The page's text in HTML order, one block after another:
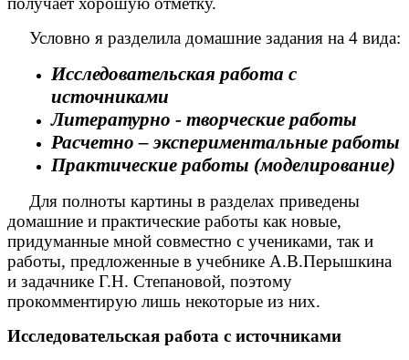
Условно я разделила домашние задания на 4 вида:
Исследовательская работа с
источниками
Литературно - творческие работы
Расчетно – экспериментальные работы
Практические работы (моделирование)
Для полноты картины в разделах приведены
домашние и практические работы как новые,
придуманные мной совместно с учениками, так и
работы, предложенные в учебнике А.В.Перышкина
и задачнике Г.Н. Степановой, поэтому
прокомментирую лишь некоторые из них.
Исследовательская работа с источниками